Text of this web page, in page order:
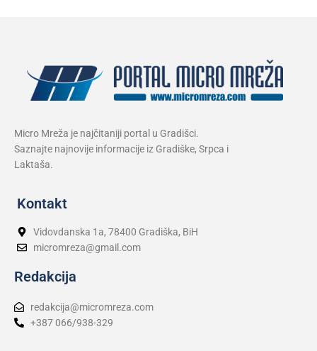
Micro Mreža je najčitaniji portal u Gradišci.
Saznajte najnovije informacije iz Gradiške, Srpca i
Laktaša.
Kontakt
Vidovdanska 1a, 78400 Gradiška, BiH
micromreza@gmail.com
Redakcija
redakcija@micromreza.com
+387 066/938-329